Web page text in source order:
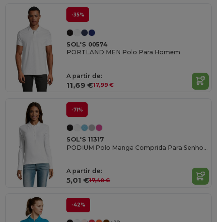
-35%
SOL'S 00574
PORTLAND MEN Polo Para Homem
A partir de:
11,69 €17,99 €
-71%
SOL'S 11317
PODIUM Polo Manga Comprida Para Senhora
A partir de:
5,01 €17,40 €
-42%